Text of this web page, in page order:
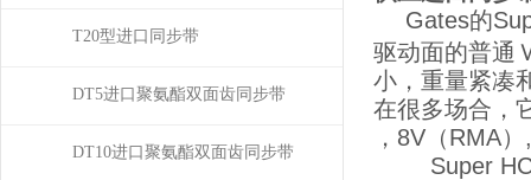
T20型进口同步带
DT5进口聚氨酯双面齿同步带
DT10进口聚氨酯双面齿同步带
Gates的
驱动面的普通
小，重量紧凑
在很多场合，
，8V（RMA
Super HC包